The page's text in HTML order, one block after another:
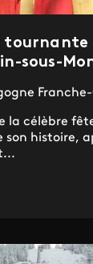
tournante
sous-
la célèbre
son histoire,